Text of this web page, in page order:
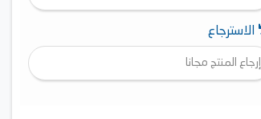
الاسترجاع
إرجاع المنتج مجانا